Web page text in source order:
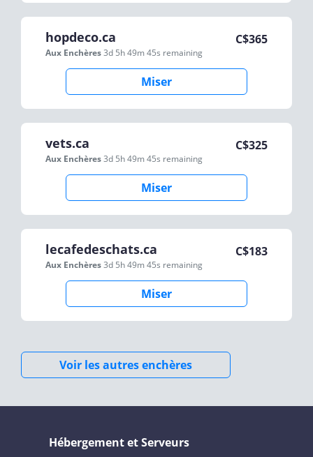
hopdeco.ca
Aux Enchères3d 5h 49m 45s remaining
C$365
Miser
vets.ca
Aux Enchères3d 5h 49m 45s remaining
C$325
Miser
lecafedeschats.ca
Aux Enchères3d 5h 49m 45s remaining
C$183
Miser
Voir les autres enchères
Hébergement et Serveurs